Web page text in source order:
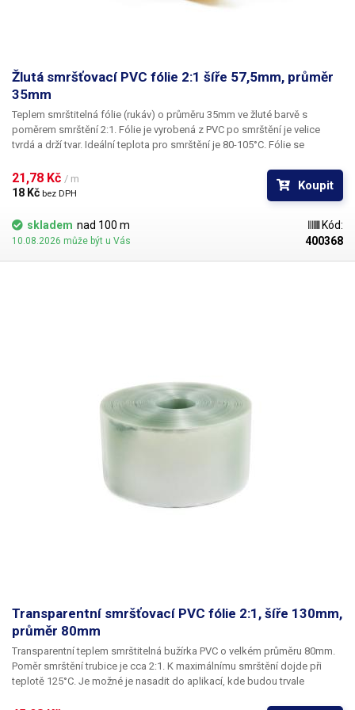
Žlutá smršťovací PVC fólie 2:1 šíře 57,5mm, průměr
35mm
Teplem smrštitelná fólie (rukáv) o průměru 35mm ve žluté barvě s
poměrem smrštění 2:1. Fólie je vyrobená z PVC po smrštění je velice
tvrdá a drží tvar. Ideální teplota pro smrštění je 80-105°C. Fólie se
průměr. Tím jsou předměty uvnitř folie účinně elektricky izolovány od
okolí a ochráněny před mechanickým poškozením. Smršťovací PVC
rukáv je hojně využíván při výrobě akumulátorových bloků do ručního
nářadí, RC modelů a nouzových svítidel, jako návlečka na hrdle např.
vinných lahví k ochraně korkové zátky nebo jako izolace pro nejrůznější
elektronické komponenty: zdroje, PWM regulátory apod.
je za 1m.Pro snadné a rychlé smrštění fólie doporučujeme
21,78 Kč / m
18 Kč bez DPH
Koupit
skladem nad 100 m
10.08.2026 může být u Vás
Kód:
400368
Transparentní smršťovací PVC fólie 2:1, šíře 130mm,
průměr 80mm
Transparentní teplem smrštitelná bužírka PVC o velkém průměru 80mm.
Poměr smrštění trubice je cca 2:1. K maximálnímu smrštění dojde při
teplotě 125°C. Je možné je nasadit do aplikací, kde budou trvale